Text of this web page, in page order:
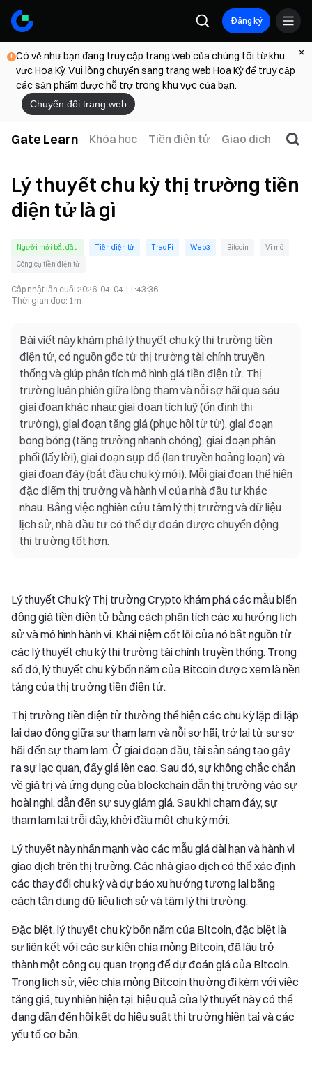
Đăng ký
Có vẻ như bạn đang truy cập trang web của chúng tôi từ khu
vực Hoa Kỳ. Vui lòng chuyển sang trang web Hoa Kỳ để truy cập
các sản phẩm được hỗ trợ trong khu vực của bạn.
Chuyển đổi trang web
Gate Learn Khóa học Tiền điện tử Giao dịch Web3
Lý thuyết chu kỳ thị trường tiền
điện tử là gì
Người mới bắt đầu Tiền điện tử TradFi Web3 Bitcoin
Vĩ mô
Công cụ tiền điện tử
Cập nhật lần cuối 2026-04-04 11:43:36
Thời gian đọc: 1m
Bài viết này khám phá lý thuyết chu kỳ thị trường tiền
điện tử, có nguồn gốc từ thị trường tài chính truyền
thống và giúp phân tích mô hình giá tiền điện tử. Thị
trường luân phiên giữa lòng tham và nỗi sợ hãi qua sáu
giai đoạn khác nhau: giai đoạn tích luỹ (ổn định thị
trường), giai đoạn tăng giá (phục hồi từ từ), giai đoạn
bong bóng (tăng trưởng nhanh chóng), giai đoạn phân
phối (lấy lời), giai đoạn sụp đổ (lan truyền hoảng loạn) và
giai đoạn đáy (bắt đầu chu kỳ mới). Mỗi giai đoạn thể hiện
đặc điểm thị trường và hành vi của nhà đầu tư khác
nhau. Bằng việc nghiên cứu tâm lý thị trường và dữ liệu
lịch sử, nhà đầu tư có thể dự đoán được chuyển động
thị trường tốt hơn.
Lý thuyết Chu kỳ Thị trường Crypto khám phá các mẫu biến
động giá tiền điện tử bằng cách phân tích các xu hướng lịch
sử và mô hình hành vi. Khái niệm cốt lõi của nó bắt nguồn từ
các lý thuyết chu kỳ thị trường tài chính truyền thống. Trong
số đó, lý thuyết chu kỳ bốn năm của Bitcoin được xem là nền
tảng của thị trường tiền điện tử.
Thị trường tiền điện tử thường thể hiện các chu kỳ lặp đi lặp
lại dao động giữa sự tham lam và nỗi sợ hãi, trở lại từ sự sợ
hãi đến sự tham lam. Ở giai đoạn đầu, tài sản sáng tạo gây
ra sự lạc quan, đẩy giá lên cao. Sau đó, sự không chắc chắn
về giá trị và ứng dụng của blockchain dẫn thị trường vào sự
hoài nghi, dẫn đến sự suy giảm giá. Sau khi chạm đáy, sự
tham lam lại trỗi dậy, khởi đầu một chu kỳ mới.
Lý thuyết này nhấn mạnh vào các mẫu giá dài hạn và hành vi
giao dịch trên thị trường. Các nhà giao dịch có thể xác định
các thay đổi chu kỳ và dự báo xu hướng tương lai bằng
cách tận dụng dữ liệu lịch sử và tâm lý thị trường.
Đặc biệt, lý thuyết chu kỳ bốn năm của Bitcoin, đặc biệt là
sự liên kết với các sự kiện chia mỏng Bitcoin, đã lâu trở
thành một công cụ quan trọng để dự đoán giá của Bitcoin.
Trong lịch sử, việc chia mỏng Bitcoin thường đi kèm với việc
tăng giá, tuy nhiên hiện tại, hiệu quả của lý thuyết này có thể
đang dần đến hồi kết do hiệu suất thị trường hiện tại và các
yếu tố cơ bản.